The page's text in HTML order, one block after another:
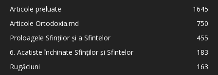
Articole preluate
1645
Articole Ortodoxia.md
750
Proloagele Sfinților și a Sfintelor
455
6. Acatiste închinate Sfinților și Sfintelor
183
Rugăciuni
163